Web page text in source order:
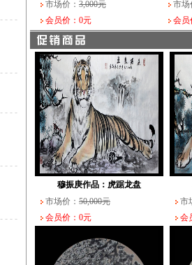
市场价： 3,000元
会员价：0元
市场
会员
穆振庚作品：虎踞龙盘
市场价： 50,000元
会员价：0元
市
会